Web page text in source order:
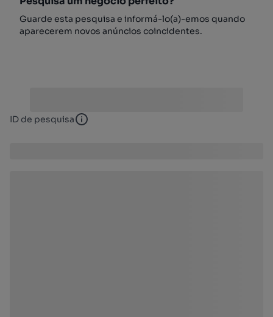
Guarde esta pesquisa e informá-lo(a)-emos quando
aparecerem novos anúncios coincidentes.
ID de pesquisa ID de pesquisa